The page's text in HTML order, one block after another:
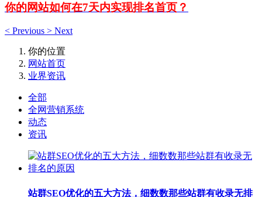
你的网站如何在7天内实现排名首页？
< Previous > Next
你的位置
网站首页
业界资讯
全部
全网营销系统
动态
资讯
站群SEO优化的五大方法，细数数那些站群有收录无排